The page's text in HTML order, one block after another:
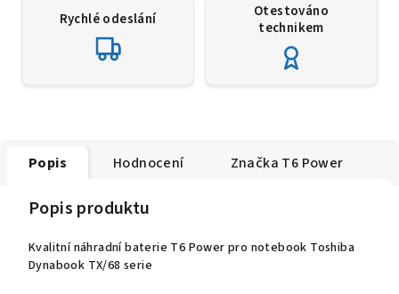
Rychlé odeslání
Otestováno
technikem
Popis Hodnocení Značka T6 Power
Popis produktu
Kvalitní náhradní baterie T6 Power pro notebook Toshiba
Dynabook TX/68 serie